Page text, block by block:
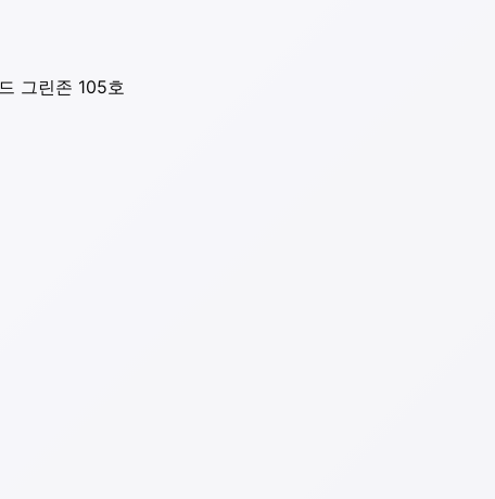
그린존 105호